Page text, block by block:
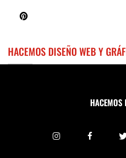
HACEMOS DISEÑO WEB Y
HACEMOS